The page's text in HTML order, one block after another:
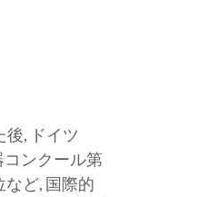
, ドイツ
ンクール第
ど, 国際的